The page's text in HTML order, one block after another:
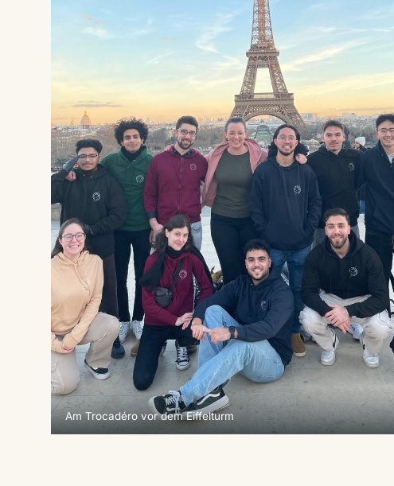
Am Trocadéro vor dem Eiffelturm